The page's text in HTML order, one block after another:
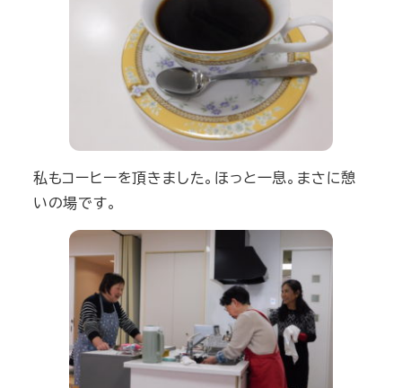
私もコーヒーを頂きました。ほっと一息。まさに憩
いの場です。